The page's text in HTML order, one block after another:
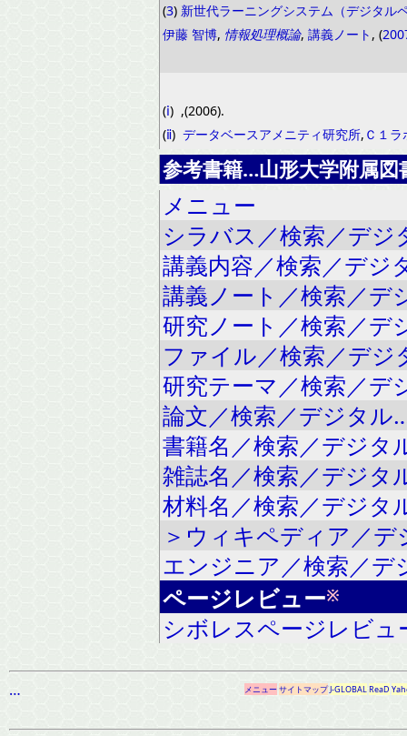
(3) 新世代ラーニングシステム（デジタル
伊藤 智博, 情報処理概論, 講義ノート , (
(ⅰ) ,(2006).
(ⅱ) データベースアメニティ研究所, Ｃ１
参考書籍…山形大学附属図
メニュー
シラバス／検索／デ
講義内容／検索／デジ
講義ノート／検索／デ
研究ノート／検索／デ
ファイル／検索／デ
研究テーマ／検索／デ
論文／検索／デジタル
書籍名／検索／デジタ
雑誌名／検索／デジタ
材料名／検索／デジタ
＞ウィキペディア／
エンジニア／検索／
ページレビュー※
シボレスページレビ
… メニューサイトマップJ-GLOBALReaD